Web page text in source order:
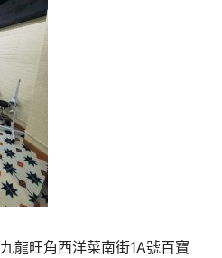
龍旺角西洋菜南街1A號百寶